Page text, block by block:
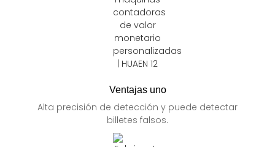
Ventajas uno
Alta precisión de detección y puede detectar
billetes falsos.